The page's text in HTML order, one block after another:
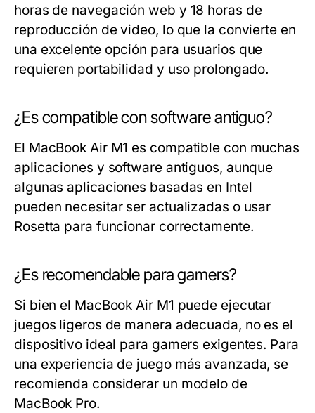
horas de navegación web y 18 horas de
reproducción de video, lo que la convierte en
una excelente opción para usuarios que
requieren portabilidad y uso prolongado.
¿Es compatible con software antiguo?
El MacBook Air M1 es compatible con muchas
aplicaciones y software antiguos, aunque
algunas aplicaciones basadas en Intel
pueden necesitar ser actualizadas o usar
Rosetta para funcionar correctamente.
¿Es recomendable para gamers?
Si bien el MacBook Air M1 puede ejecutar
juegos ligeros de manera adecuada, no es el
dispositivo ideal para gamers exigentes. Para
una experiencia de juego más avanzada, se
recomienda considerar un modelo de
MacBook Pro.